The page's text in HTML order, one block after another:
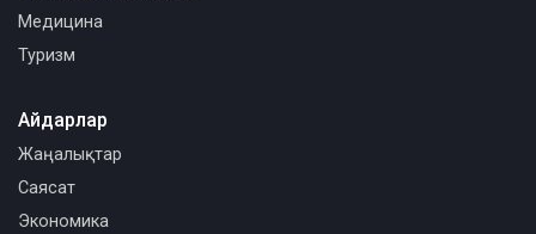
Медицина
Туризм
Айдарлар
Жаңалықтар
Саясат
Экономика